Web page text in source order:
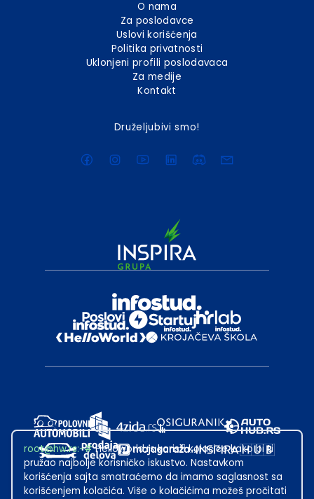
O nama
Za poslodavce
Uslovi korišćenja
Politika privatnosti
Uklonjeni profili poslodavaca
Za medije
Kontakt
Druželjubivi smo!
root@hw.rs:~#Helloworld.rs koristi kolačiće kako bi ti
pružao najbolje korisničko iskustvo. Nastavkom
korišćenja sajta smatraćemo da imamo saglasnost sa
korišćenjem kolačića. Više o kolačićima možeš pročitati